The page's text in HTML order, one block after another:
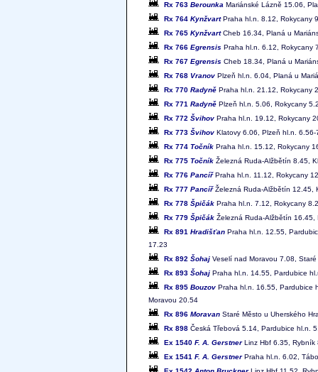
Rx 763 Berounka Mariánské Lázně 15.06,
Rx 764 KynžvartPraha hl.n. 8.12, Rokycany
Rx 765 KynžvartCheb 16.34, Planá u
Rx 766 Egrensis Praha hl.n. 6.12, Rokycany
Rx 767 Egrensis Cheb 18.34, Planá u
Rx 768 Vranov Plzeň hl.n. 6.04, Planá u
Rx 770 Radyně Praha hl.n. 21.12, Rokycany
Rx 771 Radyně Plzeň hl.n. 5.06, Rokycany
Rx 772 Švihov Praha hl.n. 19.12, Rokycany
Rx 773 Švihov Klatovy 6.06, Plzeň hl.n.
Rx 774 Točník Praha hl.n. 15.12, Rokycany
Rx 775 Točník Železná Ruda-Alžbětín 8.45,
Rx 776 PancířPraha hl.n. 11.12, Rokycany
Rx 777 PancířŽelezná Ruda-Alžbětín 12.45,
Rx 778 Špičák Praha hl.n. 7.12, Rokycany
Rx 779 Špičák Železná Ruda-Alžbětín
Rx 891 Hradišťan Praha hl.n. 12.55,
17.23
Rx 892 Šohaj Veselí nad Moravou 7.08,
Rx 893 Šohaj Praha hl.n. 14.55, Pardubice
Rx 895 Bouzov Praha hl.n. 16.55, Pardubice
Moravou 20.54
Rx 896 Moravan Staré Město u Uherského
Rx 898 Česká Třebová 5.14, Pardubice hl.n.
Ex 1540 F. A. GerstnerLinz Hbf 6.35, Rybník
Ex 1541 F. A. GerstnerPraha hl.n. 6.02,